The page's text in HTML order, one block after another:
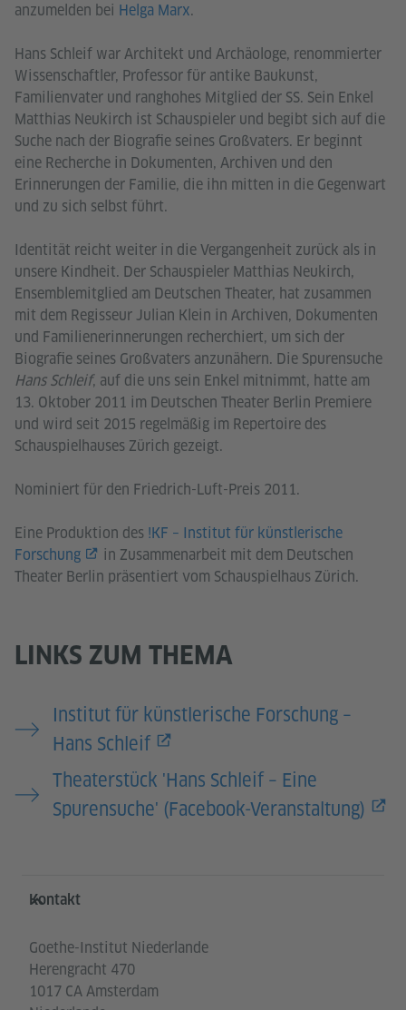
anzumelden bei Helga Marx.
Hans Schleif war Architekt und Archäologe, renommierter
Wissenschaftler, Professor für antike Baukunst,
Familienvater und ranghohes Mitglied der SS. Sein Enkel
Matthias Neukirch ist Schauspieler und begibt sich auf die
Suche nach der Biografie seines Großvaters. Er beginnt
eine Recherche in Dokumenten, Archiven und den
Erinnerungen der Familie, die ihn mitten in die Gegenwart
und zu sich selbst führt.
Identität reicht weiter in die Vergangenheit zurück als in
unsere Kindheit. Der Schauspieler Matthias Neukirch,
Ensemblemitglied am Deutschen Theater, hat zusammen
mit dem Regisseur Julian Klein in Archiven, Dokumenten
und Familienerinnerungen recherchiert, um sich der
Biografie seines Großvaters anzunähern. Die Spurensuche
Hans Schleif, auf die uns sein Enkel mitnimmt, hatte am
13. Oktober 2011 im Deutschen Theater Berlin Premiere
und wird seit 2015 regelmäßig im Repertoire des
Schauspielhauses Zürich gezeigt.
Nominiert für den Friedrich-Luft-Preis 2011.
Eine Produktion des !KF – Institut für künstlerische
Forschung
in Zusammenarbeit mit dem Deutschen
Theater Berlin präsentiert vom Schauspielhaus Zürich.
LINKS ZUM THEMA
Institut für künstlerische Forschung –
Hans Schleif
Theaterstück 'Hans Schleif – Eine
Spurensuche' (Facebook-Veranstaltung)
Service- und Informationsbereich
Kontakt
Goethe-Institut Niederlande
Herengracht 470
1017 CA Amsterdam